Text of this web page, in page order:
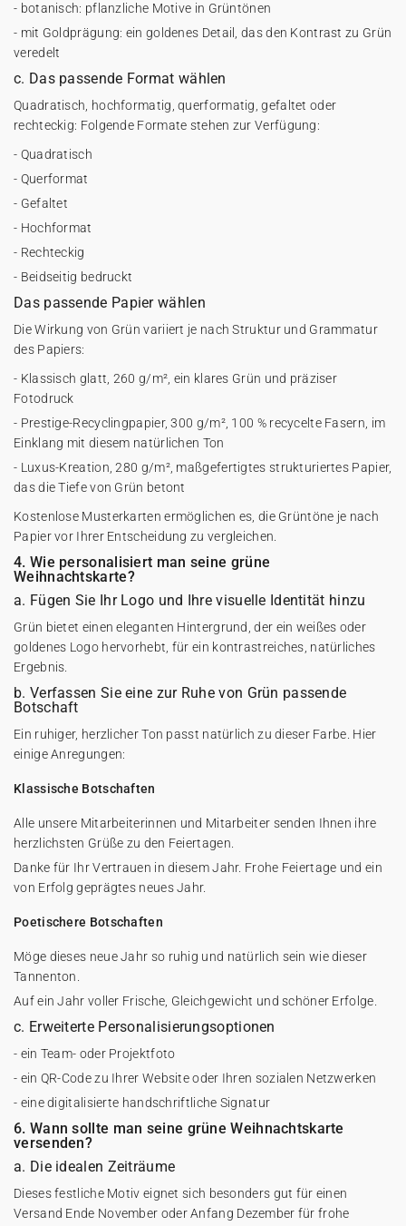
- botanisch: pflanzliche Motive in Grüntönen
- mit Goldprägung: ein goldenes Detail, das den Kontrast zu Grün
veredelt
c. Das passende Format wählen
Quadratisch, hochformatig, querformatig, gefaltet oder
rechteckig: Folgende Formate stehen zur Verfügung:
- Quadratisch
- Querformat
- Gefaltet
- Hochformat
- Rechteckig
- Beidseitig bedruckt
Das passende Papier wählen
Die Wirkung von Grün variiert je nach Struktur und Grammatur
des Papiers:
- Klassisch glatt, 260 g/m², ein klares Grün und präziser
Fotodruck
- Prestige-Recyclingpapier, 300 g/m², 100 % recycelte Fasern, im
Einklang mit diesem natürlichen Ton
- Luxus-Kreation, 280 g/m², maßgefertigtes strukturiertes Papier,
das die Tiefe von Grün betont
Kostenlose Musterkarten ermöglichen es, die Grüntöne je nach
Papier vor Ihrer Entscheidung zu vergleichen.
4. Wie personalisiert man seine grüne
Weihnachtskarte?
a. Fügen Sie Ihr Logo und Ihre visuelle Identität hinzu
Grün bietet einen eleganten Hintergrund, der ein weißes oder
goldenes Logo hervorhebt, für ein kontrastreiches, natürliches
Ergebnis.
b. Verfassen Sie eine zur Ruhe von Grün passende
Botschaft
Ein ruhiger, herzlicher Ton passt natürlich zu dieser Farbe. Hier
einige Anregungen:
Klassische Botschaften
Alle unsere Mitarbeiterinnen und Mitarbeiter senden Ihnen ihre
herzlichsten Grüße zu den Feiertagen.
Danke für Ihr Vertrauen in diesem Jahr. Frohe Feiertage und ein
von Erfolg geprägtes neues Jahr.
Poetischere Botschaften
Möge dieses neue Jahr so ruhig und natürlich sein wie dieser
Tannenton.
Auf ein Jahr voller Frische, Gleichgewicht und schöner Erfolge.
c. Erweiterte Personalisierungsoptionen
- ein Team- oder Projektfoto
- ein QR-Code zu Ihrer Website oder Ihren sozialen Netzwerken
- eine digitalisierte handschriftliche Signatur
6. Wann sollte man seine grüne Weihnachtskarte
versenden?
a. Die idealen Zeiträume
Dieses festliche Motiv eignet sich besonders gut für einen
Versand Ende November oder Anfang Dezember für frohe